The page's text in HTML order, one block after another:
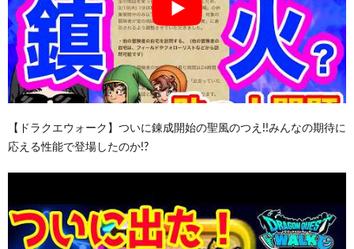
【ドラクエウォーク】ついに錬成開始の聖風のつえ!!みんなの期待に
応える性能で登場したのか!?